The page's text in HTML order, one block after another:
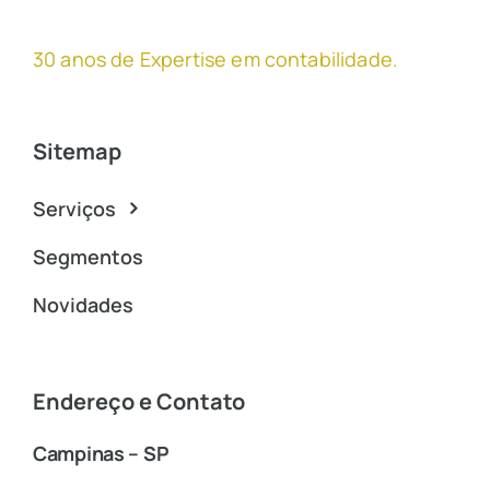
30 anos de Expertise em contabilidade.
Sitemap
Serviços
Segmentos
Novidades
Endereço e Contato
Campinas – SP